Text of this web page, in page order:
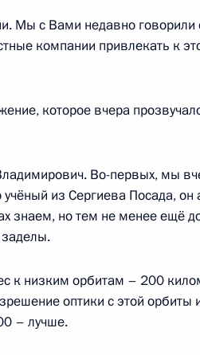
России, участвовавшей в
олимпиаде в Белграде
России, участвовавшей в
Мы с Вами недавно
компании привлекать к
которое вчера
Во-первых, мы
из Сергиева Посада, он
знаем, но тем не менее ещё
заделы.
к низким орбитам – 200
оптики с этой орбиты
– лучше.